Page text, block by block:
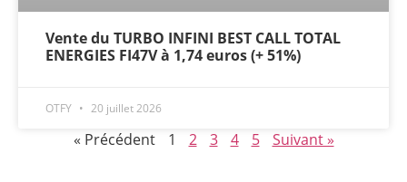
Vente du TURBO INFINI BEST CALL TOTAL
ENERGIES FI47V à 1,74 euros (+ 51%)
OTFY 20 juillet 2026
« Précédent 1 2 3 4 5 Suivant »